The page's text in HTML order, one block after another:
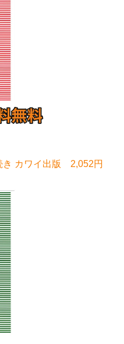
き カワイ出版 2,052円